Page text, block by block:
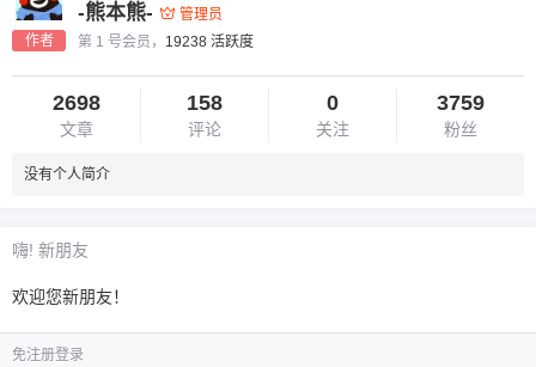
作者
-熊本熊-
管理员
第 1 号会员， 19238 活跃度
2698
文章
158
评论
0
关注
3759
粉丝
没有个人简介
嗨! 新朋友
欢迎您新朋友！
免注册登录